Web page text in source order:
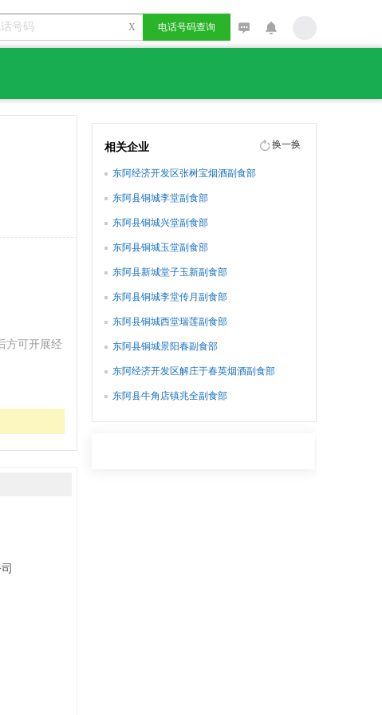
X 电话号码查询
方可开展经
相关企业 换一换
东阿经济开发区张树宝烟酒副食部
东阿县铜城李堂副食部
东阿县铜城兴堂副食部
东阿县铜城玉堂副食部
东阿县新城堂子玉新副食部
东阿县铜城李堂传月副食部
东阿县铜城西堂瑞莲副食部
东阿县铜城景阳春副食部
东阿经济开发区解庄于春英烟酒副食部
东阿县牛角店镇兆全副食部